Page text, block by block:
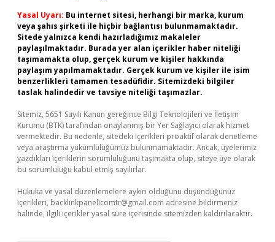
Yasal Uyarı: Bu internet sitesi, herhangi bir marka, kurum
veya şahıs şirketi ile hiçbir bağlantısı bulunmamaktadır.
Sitede yalnızca kendi hazırladığımız makaleler
paylaşılmaktadır. Burada yer alan içerikler haber niteliği
taşımamakta olup, gerçek kurum ve kişiler hakkında
paylaşım yapılmamaktadır. Gerçek kurum ve kişiler ile isim
benzerlikleri tamamen tesadüfidir. Sitemizdeki bilgiler
taslak halindedir ve tavsiye niteliği taşımazlar.
Sitemiz, 5651 Sayılı Kanun gereğince Bilgi Teknolojileri ve İletişim
Kurumu (BTK) tarafından onaylanmış bir Yer Sağlayıcı olarak hizmet
vermektedir. Bu nedenle, sitedeki içerikleri proaktif olarak denetleme
veya araştırma yükümlülüğümüz bulunmamaktadır. Ancak, üyelerimiz
yazdıkları içeriklerin sorumluluğunu taşımakta olup, siteye üye olarak
bu sorumluluğu kabul etmiş sayılırlar.
Hukuka ve yasal düzenlemelere aykırı olduğunu düşündüğünüz
içerikleri, backlinkpanelicomtr@gmail.com adresine bildirmeniz
halinde, ilgili içerikler yasal süre içerisinde sitemizden kaldırılacaktır.